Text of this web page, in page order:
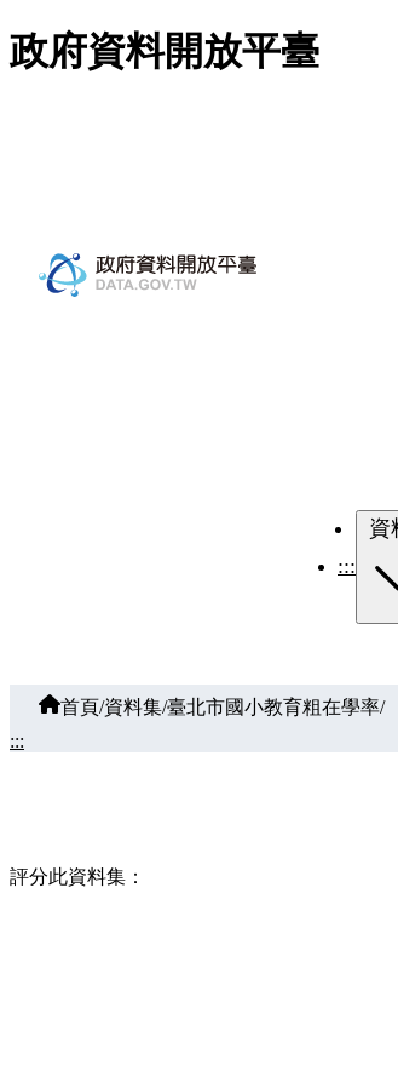
跳至主要內容
政府資料開放平臺
:::
首頁/資料集/臺北市國小教育粗在學率/
:::
評分此資料集：